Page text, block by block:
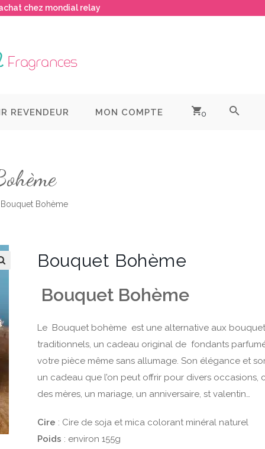
chez mondial relay
REVENDEUR MON COMPTE 0
Bouquet Bohème
Bouquet Bohème
Bouquet Bohème
Le Bouquet bohème est une alternative aux
traditionnels, un cadeau original de fondants
votre pièce même sans allumage. Son élégance et
un cadeau que l’on peut offrir pour divers occasions,
des mères, un mariage, un anniversaire, st valentin…
Cire : Cire de soja et mica colorant minéral naturel
Poids : environ 155g